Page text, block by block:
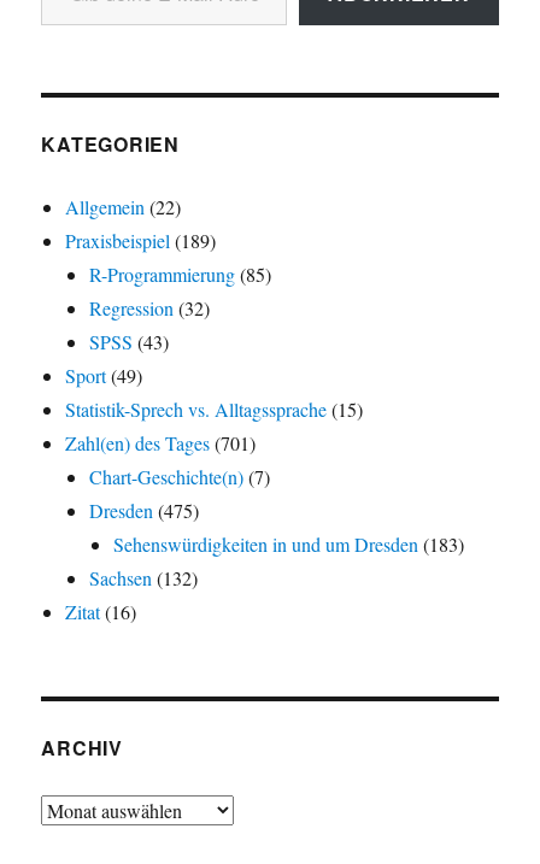
KATEGORIEN
Allgemein(22)
Praxisbeispiel(189)
R-Programmierung(85)
Regression(32)
SPSS (43)
Sport(49)
Statistik-Sprech vs. Alltagssprache(15)
Zahl(en) des Tages(701)
Chart-Geschichte(n)(7)
Dresden(475)
Sehenswürdigkeiten in und um Dresden(183)
Sachsen(132)
Zitat(16)
ARCHIV
Archiv